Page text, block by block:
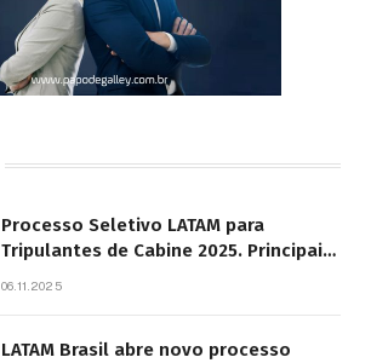
Processo Seletivo LATAM para
Tripulantes de Cabine 2025. Principais
06.11.2025
LATAM Brasil abre novo processo